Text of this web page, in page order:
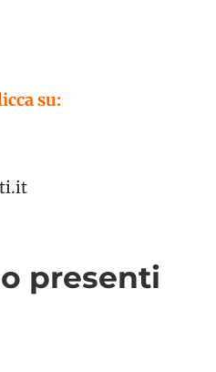
su:
presenti